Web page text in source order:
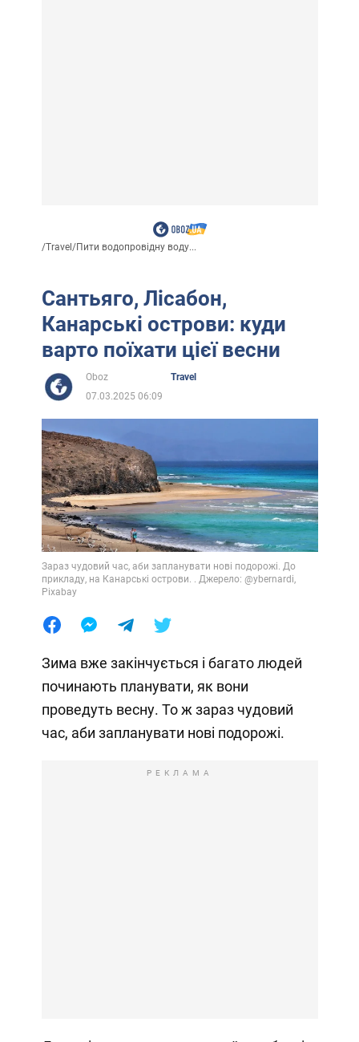
/Travel/Пити водопровідну воду...
Сантьяго, Лісабон,
Канарські острови: куди
варто поїхати цієї весни
Oboz
Travel
07.03.2025 06:09
Зараз чудовий час, аби запланувати нові подорожі. До
прикладу, на Канарські острови. . Джерело: @ybernardi,
Pixabay
Зима вже закінчується і багато людей
починають планувати, як вони
проведуть весну. То ж зараз чудовий
час, аби запланувати нові подорожі.
РЕКЛАМА